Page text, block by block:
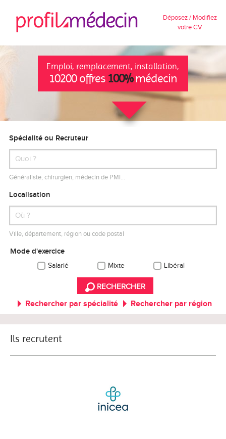
Déposez / Modifiez
votre CV
Emploi, remplacement, installation,
10200 offres 100%médecin
Spécialité ou Recruteur
Généraliste, chirurgien, médecin de PMI…
Localisation
Ville, département, région ou code postal
Mode d'exercice
Salarié Mixte Libéral
RECHERCHER
Rechercher par spécialité Rechercher par région
Ils recrutent